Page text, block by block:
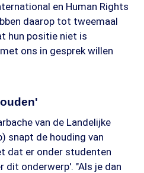
en Human Rights
daarop tot tweemaal
hun positie niet is
ons in gesprek willen
van de Landelijke
snapt de houding van
dat er onder studenten
dit onderwerp'. "Als je dan